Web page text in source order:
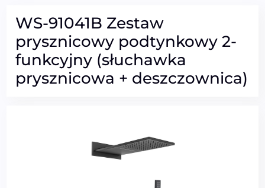
WS-91041B Zestaw
prysznicowy podtynkowy 2-
funkcyjny (słuchawka
prysznicowa + deszczownica)